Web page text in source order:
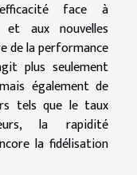
face à
aux nouvelles
de la performance
plus seulement
également de
tels que le taux
la rapidité
la fidélisation